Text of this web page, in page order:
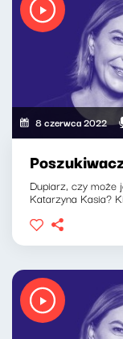
8 czerwca 2022
Dupiarz, czy może
Katarzyna Kasia?